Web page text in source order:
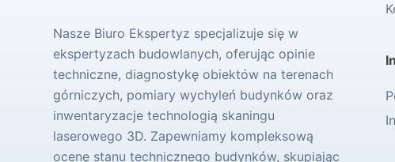
Nasze Biuro Ekspertyz specjalizuje się w
ekspertyzach budowlanych, oferując opinie
techniczne, diagnostykę obiektów na terenach
górniczych, pomiary wychyleń budynków oraz
inwentaryzacje technologią skaningu
laserowego 3D. Zapewniamy kompleksową
ocenę stanu technicznego budynków, skupiając